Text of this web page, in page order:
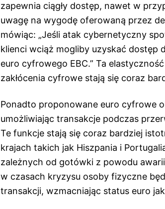
zapewnia ciągły dostęp, nawet w
uwagę na wygodę oferowaną przez
mówiąc: „Jeśli atak cybernetyczny
klienci wciąż mogliby uzyskać dostęp
euro cyfrowego EBC.” Ta
zakłócenia cyfrowe stają się coraz
Ponadto proponowane euro cyfrowe
umożliwiając transakcje podczas
Te funkcje stają się coraz bardziej
krajach takich jak Hiszpania i
zależnych od gotówki z powodu
w czasach kryzysu osoby fizyczne
transakcji, wzmacniając status euro